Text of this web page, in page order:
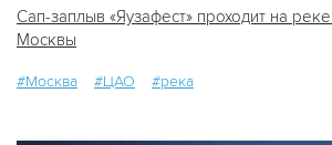
Сап-заплыв «Яузафест» проходит на
Москвы
#Москва #ЦАО #река